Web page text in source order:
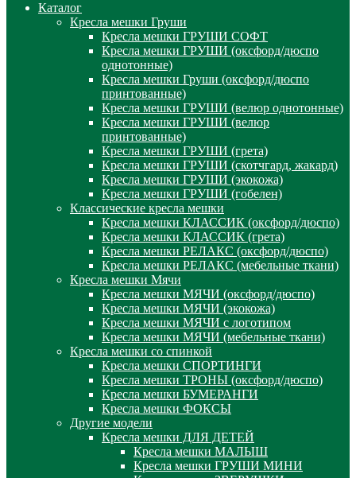
Каталог
Кресла мешки Груши
Кресла мешки ГРУШИ СОФТ
Кресла мешки ГРУШИ (оксфорд/дюспо
однотонные)
Кресла мешки Груши (оксфорд/дюспо
принтованные)
Кресла мешки ГРУШИ (велюр однотонные)
Кресла мешки ГРУШИ (велюр
принтованные)
Кресла мешки ГРУШИ (грета)
Кресла мешки ГРУШИ (скотчгард, жакард)
Кресла мешки ГРУШИ (экокожа)
Кресла мешки ГРУШИ (гобелен)
Классические кресла мешки
Кресла мешки КЛАССИК (оксфорд/дюспо)
Кресла мешки КЛАССИК (грета)
Креслa мешки РЕЛАКС (оксфорд/дюспо)
Креслa мешки РЕЛАКС (мебельные ткани)
Кресла мешки Мячи
Кресла мешки МЯЧИ (оксфорд/дюспо)
Кресла мешки МЯЧИ (экокожа)
Кресла мешки МЯЧИ с логотипом
Кресла мешки МЯЧИ (мебельные ткани)
Кресла мешки со спинкой
Кресла мешки СПОРТИНГИ
Кресла мешки ТРОНЫ (оксфорд/дюспо)
Кресла мешки БУМЕРАНГИ
Кресла мешки ФОКСЫ
Другие модели
Кресла мешки ДЛЯ ДЕТЕЙ
Кресла мешки МАЛЫШ
Кресла мешки ГРУШИ МИНИ